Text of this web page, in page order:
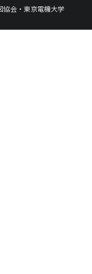
会・東京電機大学